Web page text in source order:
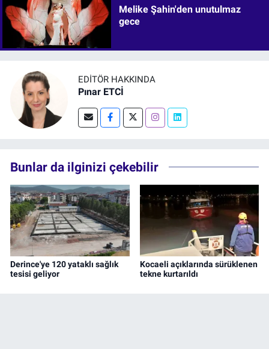
Melike Şahin'den unutulmaz
gece
EDITÖR HAKKINDA
Pınar ETCİ
Bunlar da ilginizi çekebilir
Derince'ye 120 yataklı sağlık
tesisi geliyor
Kocaeli açıklarında sürüklenen
tekne kurtarıldı